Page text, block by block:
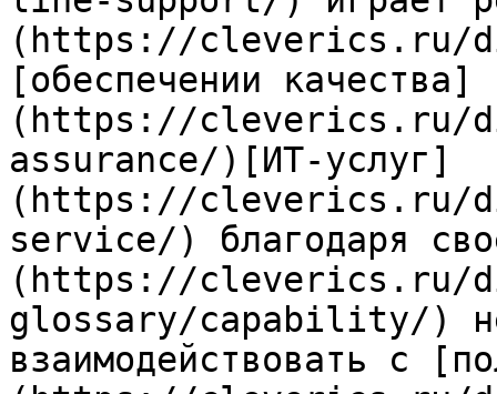
(https://cleverics.ru/
[обеспечении качества]
(https://cleverics.ru/
assurance/)[ИТ-услуг]
(https://cleverics.ru/
service/) благодаря
(https://cleverics.ru/
glossary/capability/)
взаимодействовать с